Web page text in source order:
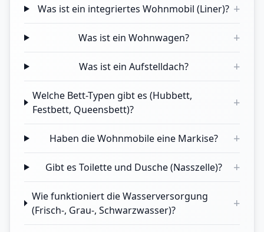
Was ist ein integriertes Wohnmobil (Liner)? +
Was ist ein Wohnwagen? +
Was ist ein Aufstelldach? +
Welche Bett-Typen gibt es (Hubbett,
Festbett, Queensbett)?
+
Haben die Wohnmobile eine Markise? +
Gibt es Toilette und Dusche (Nasszelle)? +
Wie funktioniert die Wasserversorgung
(Frisch-, Grau-, Schwarzwasser)?
+